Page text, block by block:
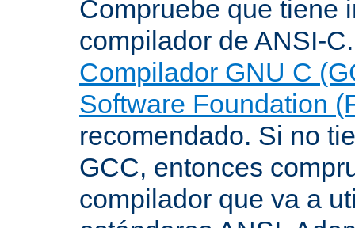
Compruebe que tiene
compilador de ANSI-
Compilador GNU C
Software Foundation
recomendado. Si no
GCC, entonces
compilador que va a